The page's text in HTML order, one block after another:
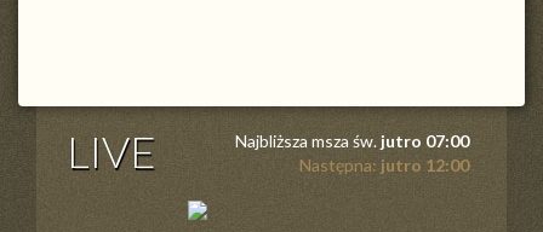
LIVE Najbliższa msza św. jutro 07:00
Następna: jutro 12:00